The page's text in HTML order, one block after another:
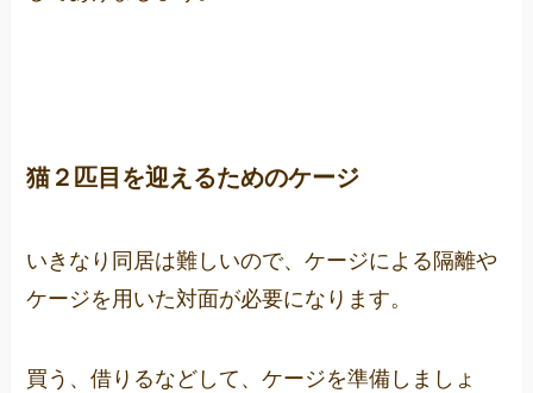
猫２匹目を迎えるためのケージ
いきなり同居は難しいので、ケージによる隔離や
ケージを用いた対面が必要になります。
買う、借りるなどして、ケージを準備しましょ